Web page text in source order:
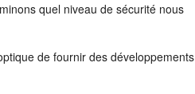
quel niveau de sécurité nous
de fournir des développements